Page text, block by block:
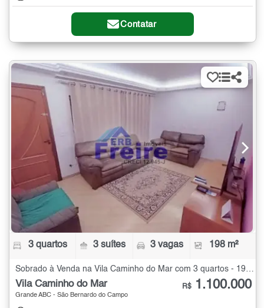
Contatar
3 quartos 3 suítes 3 vagas 198 m²
Sobrado à Venda na Vila Caminho do Mar com 3 quartos - 198 m²
Vila Caminho do Mar
Grande ABC - São Bernardo do Campo
R$ 1.100.000